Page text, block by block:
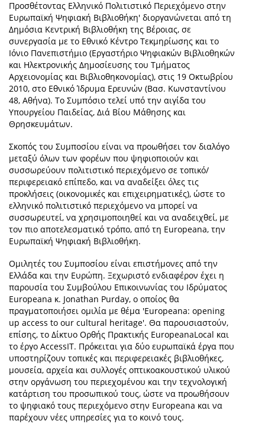
Προσθέτοντας Ελληνικό Πολιτιστικό Περιεχόμενο στην
Ευρωπαϊκή Ψηφιακή Βιβλιοθήκη' διοργανώνεται από τη
Δημόσια Κεντρική Βιβλιοθήκη της Βέροιας, σε
συνεργασία με το Εθνικό Κέντρο Τεκμηρίωσης και το
Ιόνιο Πανεπιστήμιο (Εργαστήριο Ψηφιακών Βιβλιοθηκών
και Ηλεκτρονικής Δημοσίευσης του Τμήματος
Αρχειονομίας και Βιβλιοθηκονομίας), στις 19 Οκτωβρίου
2010, στο Εθνικό Ίδρυμα Ερευνών (Βασ. Κωνσταντίνου
48, Αθήνα). Το Συμπόσιο τελεί υπό την αιγίδα του
Υπουργείου Παιδείας, Διά Βίου Μάθησης και
Θρησκευμάτων.
Σκοπός του Συμποσίου είναι να προωθήσει τον διαλόγο
μεταξύ όλων των φορέων που ψηφιοποιούν και
συσσωρεύουν πολιτιστικό περιεχόμενο σε τοπικό/
περιφερειακό επίπεδο, και να αναδείξει όλες τις
προκλήσεις (οικονομικές και επιχειρηματικές), ώστε το
ελληνικό πολιτιστικό περιεχόμενο να μπορεί να
συσσωρευτεί, να χρησιμοποιηθεί και να αναδειχθεί, με
τον πιο αποτελεσματικό τρόπο, από τη Europeana, την
Ευρωπαϊκή Ψηφιακή Βιβλιοθήκη.
Ομιλητές του Συμποσίου είναι επιστήμονες από την
Ελλάδα και την Ευρώπη. Ξεχωριστό ενδιαφέρον έχει η
παρουσία του Συμβούλου Επικοινωνίας του Ιδρύματος
Europeana κ. Jonathan Purday, o οποίος θα
πραγματοποιήσει ομιλία με θέμα 'Europeana: opening
up access to our cultural heritage'. Θα παρουσιαστούν,
επίσης, το Δίκτυο Ορθής Πρακτικής EuropeanaLocal και
το έργο AccessIT. Πρόκειται για δύο ευρωπαϊκά έργα που
υποστηρίζουν τοπικές και περιφερειακές βιβλιοθήκες,
μουσεία, αρχεία και συλλογές οπτικοακουστικού υλικού
στην οργάνωση του περιεχομένου και την τεχνολογική
κατάρτιση του προσωπικού τους, ώστε να προωθήσουν
το ψηφιακό τους περιεχόμενο στην Europeana και να
παρέχουν νέες υπηρεσίες για το κοινό τους.